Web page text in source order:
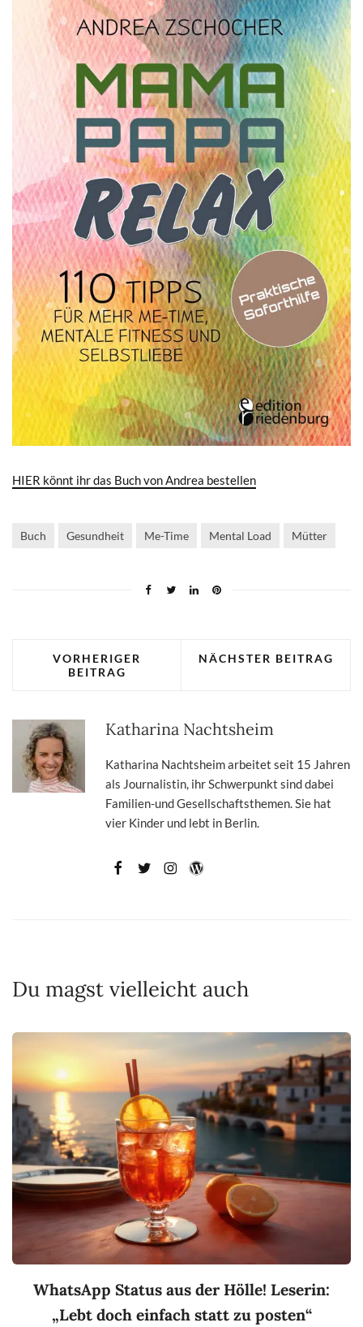
HIER könnt ihr das Buch von Andrea bestellen
Buch Gesundheit Me-Time Mental Load Mütter
VORHERIGER
BEITRAG
NÄCHSTER BEITRAG
Katharina Nachtsheim
Katharina Nachtsheim arbeitet seit 15 Jahren
als Journalistin, ihr Schwerpunkt sind dabei
Familien-und Gesellschaftsthemen. Sie hat
vier Kinder und lebt in Berlin.
Du magst vielleicht auch
WhatsApp Status aus der Hölle! Leserin:
„Lebt doch einfach statt zu posten“